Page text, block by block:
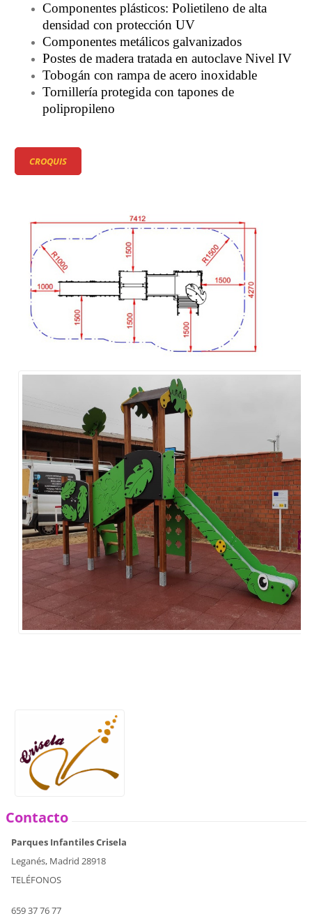
Componentes plásticos: Polietileno de alta
densidad con protección UV
Componentes metálicos galvanizados
Postes de madera tratada en autoclave Nivel IV
Tobogán con rampa de acero inoxidable
Tornillería protegida con tapones de
polipropileno
CROQUIS
Contacto
Parques Infantiles Crisela
Leganés, Madrid 28918
TELÉFONOS
659 37 76 77